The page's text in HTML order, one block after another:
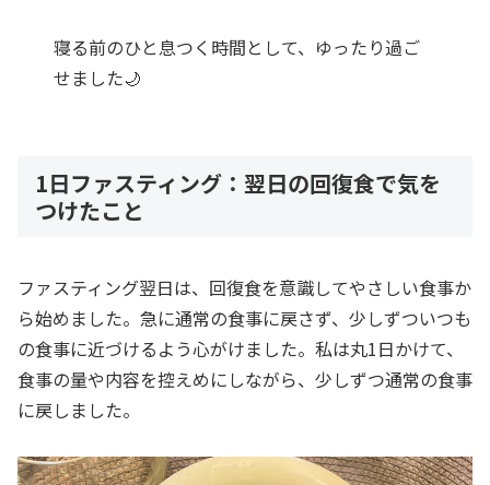
寝る前のひと息つく時間として、ゆったり過ご
せました🌙
1日ファスティング ：翌日の回復食で気を
つけたこと
ファスティング翌日は、回復食を意識してやさしい食事か
ら始めました。急に通常の食事に戻さず、少しずついつも
の食事に近づけるよう心がけました。私は丸1日かけて、
食事の量や内容を控えめにしながら、少しずつ通常の食事
に戻しました。